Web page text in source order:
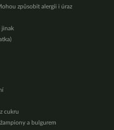
způsobit alergii i úraz
jinak
cukru
a bulgurem